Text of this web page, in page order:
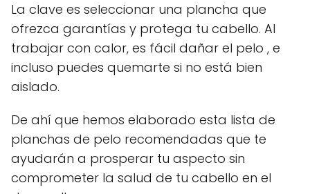
La clave es seleccionar una plancha que
ofrezca garantías y protega tu cabello. Al
trabajar con calor, es fácil dañar el pelo , e
incluso puedes quemarte si no está bien
aislado.
De ahí que hemos elaborado esta lista de
planchas de pelo recomendadas que te
ayudarán a prosperar tu aspecto sin
comprometer la salud de tu cabello en el